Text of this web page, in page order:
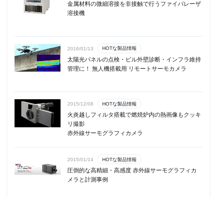
金属材料の微細溶接を非接触で行うファイバレーザ
溶接機
2016/01/13 HOTな製品情報
太陽光パネルの点検・ビル外壁診断・インフラ維持
管理に！ 無人機搭載用 リモートサーモカメラ
2015/12/08 HOTな製品情報
火炎越しフィルタ搭載で燃焼炉内の熱画像もクッキ
リ撮影
赤外線サーモグラフィカメラ
2015/01/14 HOTな製品情報
圧倒的な高精細・高感度 赤外線サーモグラフィカ
メラと計測事例